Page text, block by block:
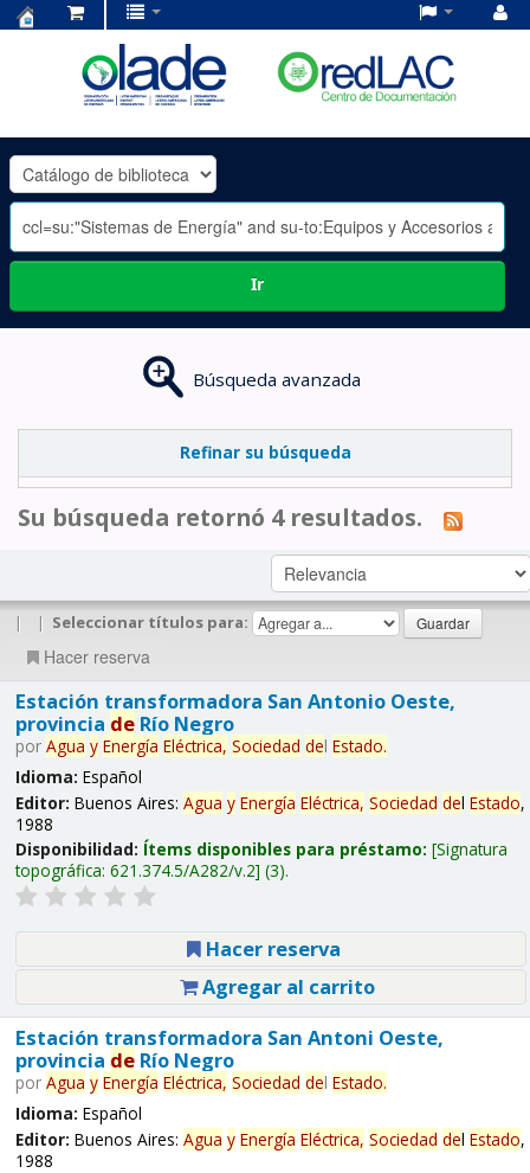
OLADE
-
Ir
Búsqueda avanzada
Refinar su búsqueda
Su búsqueda retornó 4 resultados.
| | Seleccionar títulos para:
Hacer reserva
Estación transformadora San Antonio Oeste,
provincia deRío Negro
por Agua y Energía Eléctrica, Sociedad del Estado.
Idioma: Español
Editor: Buenos Aires: Agua y Energía Eléctrica, Sociedad del Estado,
1988
Disponibilidad: Ítems disponibles para préstamo: Signatura
topográfica: 621.374.5/A282/v.2 (3).
Hacer reserva
Agregar al carrito
Estación transformadora San Antoni Oeste,
provincia deRío Negro
por Agua y Energía Eléctrica, Sociedad del Estado.
Idioma: Español
Editor: Buenos Aires: Agua y Energía Eléctrica, Sociedad del Estado,
1988